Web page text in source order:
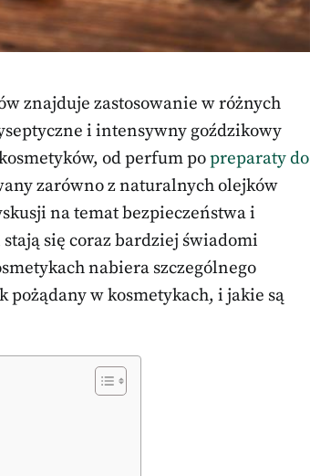
znajduje zastosowanie w różnych
i intensywny goździkowy
od perfum popreparaty do
zarówno z naturalnych olejków
na temat bezpieczeństwa i
się coraz bardziej świadomi
nabiera szczególnego
pożądany w kosmetykach, i jakie są